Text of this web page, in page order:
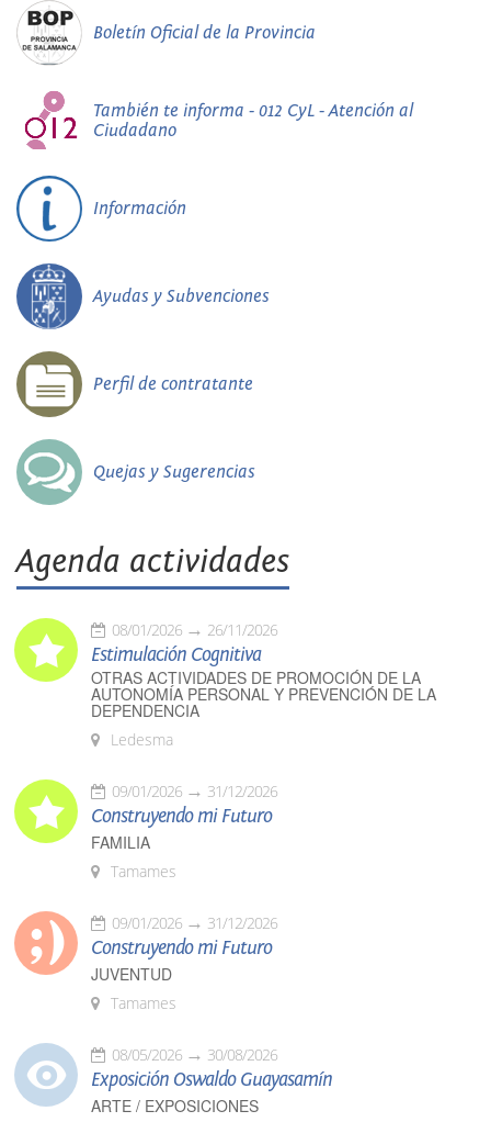
Boletín Oficial de la Provincia
También te informa - 012 CyL - Atención al
Ciudadano
Información
Ayudas y Subvenciones
Perfil de contratante
Quejas y Sugerencias
Agenda actividades
08/01/2026 26/11/2026
Estimulación Cognitiva
OTRAS ACTIVIDADES DE PROMOCIÓN DE LA
AUTONOMÍA PERSONAL Y PREVENCIÓN DE LA
DEPENDENCIA
Ledesma
09/01/2026 31/12/2026
Construyendo mi Futuro
FAMILIA
Tamames
09/01/2026 31/12/2026
Construyendo mi Futuro
JUVENTUD
Tamames
08/05/2026 30/08/2026
Exposición Oswaldo Guayasamín
ARTE / EXPOSICIONES